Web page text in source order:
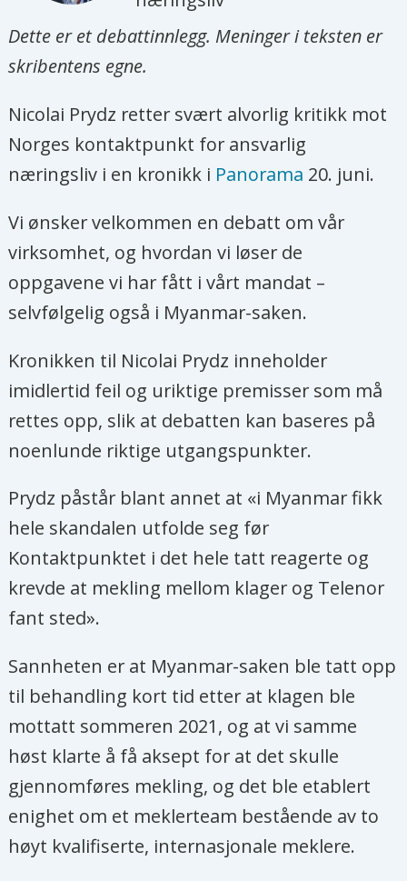
Dette er et debattinnlegg. Meninger i teksten er
skribentens egne.
Nicolai Prydz retter svært alvorlig kritikk mot
Norges kontaktpunkt for ansvarlig
næringsliv i en kronikk i Panorama 20. juni.
Vi ønsker velkommen en debatt om vår
virksomhet, og hvordan vi løser de
oppgavene vi har fått i vårt mandat –
selvfølgelig også i Myanmar-saken.
Kronikken til Nicolai Prydz inneholder
imidlertid feil og uriktige premisser som må
rettes opp, slik at debatten kan baseres på
noenlunde riktige utgangspunkter.
Prydz påstår blant annet at «i Myanmar fikk
hele skandalen utfolde seg før
Kontaktpunktet i det hele tatt reagerte og
krevde at mekling mellom klager og Telenor
fant sted».
Sannheten er at Myanmar-saken ble tatt opp
til behandling kort tid etter at klagen ble
mottatt sommeren 2021, og at vi samme
høst klarte å få aksept for at det skulle
gjennomføres mekling, og det ble etablert
enighet om et meklerteam bestående av to
høyt kvalifiserte, internasjonale meklere.